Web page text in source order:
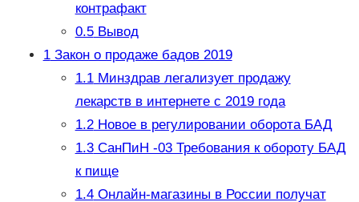
контрафакт
0.5Вывод
1Закон о продаже бадов 2019
1.1Минздрав легализует продажу
лекарств в интернете с 2019 года
1.2Новое в регулировании оборота БАД
1.3СанПиН -03 Требования к обороту БАД
к пище
1.4Онлайн-магазины в России получат